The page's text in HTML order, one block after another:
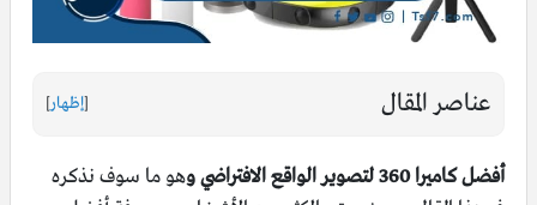
عناصر المقال [إظهار]
أفضل كاميرا 360 لتصوير الواقع الافتراضي و
هو ما سوف نذكره